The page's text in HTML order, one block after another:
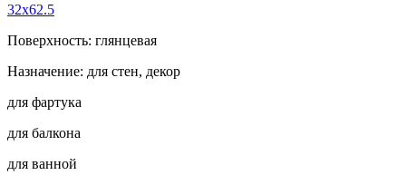
32x62.5
Поверхность: глянцевая
Назначение: для стен, декор
для фартука
для балкона
для ванной